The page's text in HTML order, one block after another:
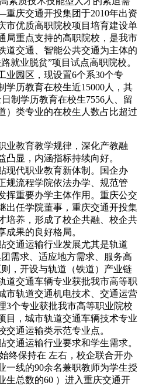
庆交通开投集团于2010年出资
市优质高职院校项目培育建设单
局重点支持的高职院校，是我市
道交通、智能公共交通为主体的
就业脱贫”项目试点高职院校。
业园区，现设置6个系30个专
学历教育在校生近15000人，其
制学历教育在校生7556人、留
）类专业的在校生人数占比超过
教育教学规律，深化产教融
显，内涵指标持续向好。
代职业教育新体制。国企办
规流程学院依法办学、规范管
挥重要办学主体作用。重庆公交
出任学院董事，重庆交通开投集
培养，形成了校企共融、校企共
成果的良好格局。
通运输行业发展尤其是轨道
需求、适应地方需求、服务高
，开设与轨道（铁道）产业链
道交通车辆专业获批我市高等职
市轨道交通机电技术、交通运营
3个专业获批我市高等职业院校
目，城市轨道交通车辆技术专业
通运输类示范专业点。
通运输行业要求和学生需求。
终保持在 左右，校企联合开办
一线的90余名兼职教师为学生授
生总数的60 ）进入重庆交通开